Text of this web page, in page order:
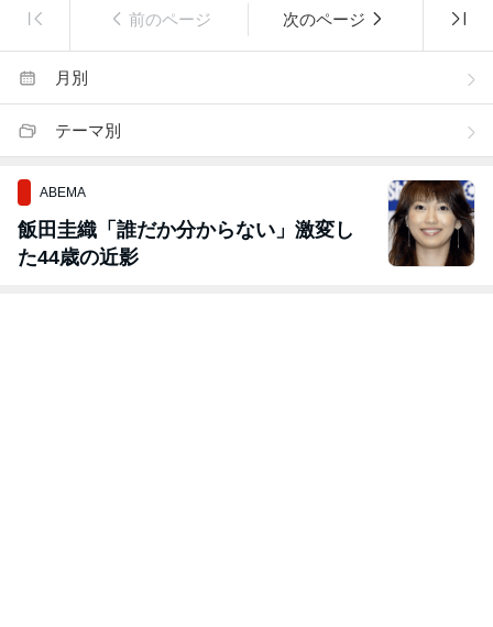
前のページ 次のページ
月別
テーマ別
ABEMA
飯田圭織「誰だか分からない」激変し
た44歳の近影